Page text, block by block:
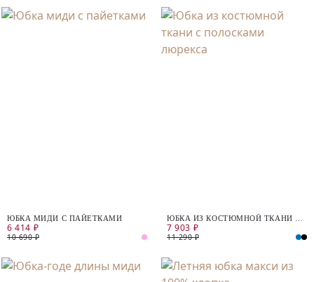
ЮБКА МИДИ С ПАЙЕТКАМИ
6 414 ₽
10 690 ₽
ЮБКА ИЗ КОСТЮМНОЙ ТКАНИ С
ПОЛОСКАМИ ЛЮРЕКСА
7 903 ₽
11 290 ₽